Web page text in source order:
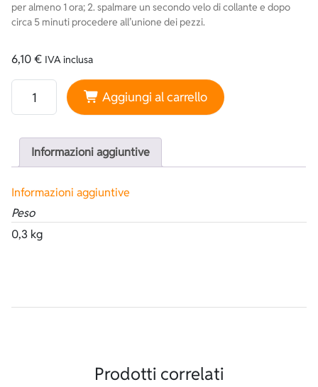
per almeno 1 ora; 2. spalmare un secondo velo di collante e dopo
circa 5 minuti procedere all’unione dei pezzi.
6,10€ IVA inclusa
Tubetto collante neoprenico quantità
Aggiungi al carrello
Informazioni aggiuntive
Informazioni aggiuntive
Peso
0,3 kg
Prodotti correlati